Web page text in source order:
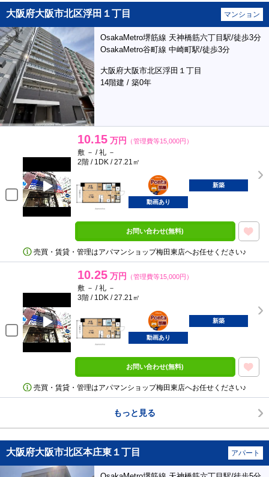
大阪府大阪市北区浮田１丁目 マンション
OsakaMetro堺筋線 天神橋筋六丁目駅/徒歩3分
OsakaMetro谷町線 中崎町駅/徒歩3分
大阪府大阪市北区浮田１丁目
14階建 / 築0年
10.15 万円 （管理費等15,000円）
敷 － / 礼 －
2階 / 1DK / 27.21㎡
ポンタ
部屋
新築
動画あり
お問い合わせ(無料)
売買・賃貸・管理はアパマンショップ梅田東店へお任せください♪
10.25 万円 （管理費等15,000円）
敷 － / 礼 －
3階 / 1DK / 27.21㎡
ポンタ
部屋
新築
動画あり
お問い合わせ(無料)
売買・賃貸・管理はアパマンショップ梅田東店へお任せください♪
もっと見る
大阪府大阪市北区本庄東１丁目 アパート